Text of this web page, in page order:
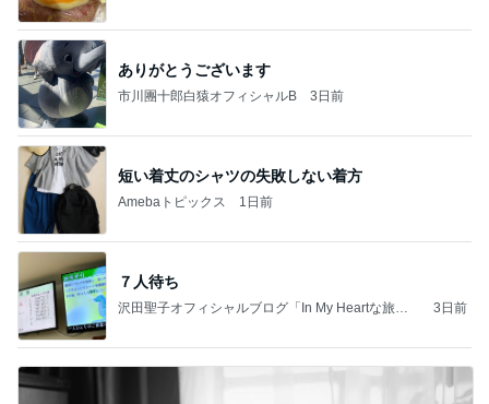
ありがとうございます
市川團十郎白猿オフィシャルB 3日前
短い着丈のシャツの失敗しない着方
Amebaトピックス 1日前
７人待ち
沢田聖子オフィシャルブログ「In My Heartな旅日
3日前